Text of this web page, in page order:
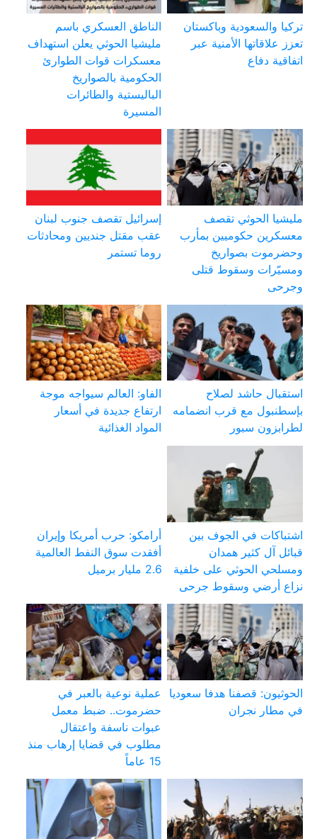
تركيا والسعودية وباكستان
تعزز علاقاتها الأمنية عبر
اتفاقية دفاع
الناطق العسكري باسم
مليشيا الحوثي يعلن استهداف
معسكرات قوات الطوارئ
الحكومية بالصواريخ
الباليستية والطائرات
المسيرة
مليشيا الحوثي تقصف
معسكرين حكوميين بمأرب
وحضرموت بصواريخ
ومسيّرات وسقوط قتلى
وجرحى
إسرائيل تقصف جنوب لبنان
عقب مقتل جنديين ومحادثات
روما تستمر
استقبال حاشد لصلاح
بإسطنبول مع قرب انضمامه
لطرابزون سبور
الفاو: العالم سيواجه موجة
ارتفاع جديدة في أسعار
المواد الغذائية
اشتباكات في الجوف بين
قبائل آل كثير همدان
ومسلحي الحوثي على خلفية
نزاع أرضي وسقوط جرحى
أرامكو: حرب أمريكا وإيران
أفقدت سوق النفط العالمية
2.6 مليار برميل
الحوثيون: قصفنا هدفا سعوديا
في مطار نجران
عملية نوعية بالعبر في
حضرموت.. ضبط معمل
عبوات ناسفة واعتقال
مطلوب في قضايا إرهاب منذ
15 عاماً